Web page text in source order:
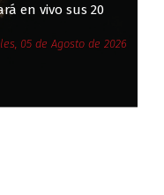
en vivo sus 20
05 de Agosto de 2026